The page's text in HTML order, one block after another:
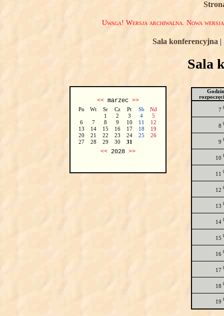
Uwaga! Wersja archiwalna. Nowa
Sala konferencyjna |
Sala
<<marzec >>
Pn Wt Sr Cz Pt Sb
Nd
1
2 3 4
5
6
7 8 9 10 11
12
13
14 15 16 17 18
19
20
21 22 23 24 25
26
27
28 29 30 31
<<2028 >>
7
8
9
10
11
12
13
14
15
16
17
18
19